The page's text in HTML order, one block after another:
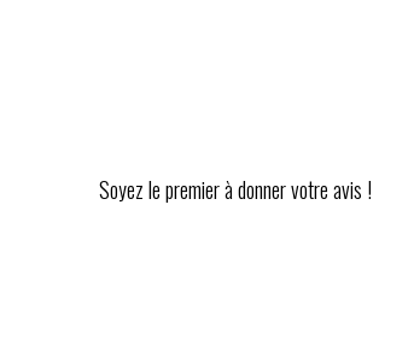
Soyez le premier à donner votre avis !